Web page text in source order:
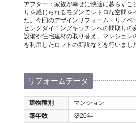
アフター：家族が幸せに快適に暮らすこ
りを感じられるモダンでレトロな空間を
た。今回のデザインリフォーム・リノベ
ビングダイニングキッチンへの間取りの
設備や住宅建材の取り替え、マンション
を利用したロフトの新設などを行いまし
リフォームデータ
建物種別
マンション
築年数
築20年